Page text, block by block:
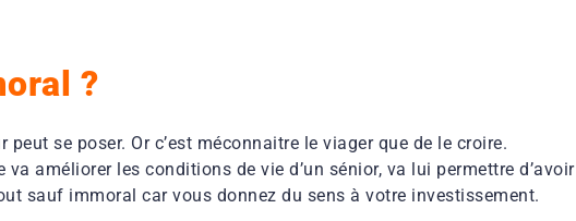
?
se poser. Or c’est méconnaitre le viager que de le croire.
va améliorer les conditions de vie d’un sénior, va lui permettre
sauf immoral car vous donnez du sens à votre investissement.